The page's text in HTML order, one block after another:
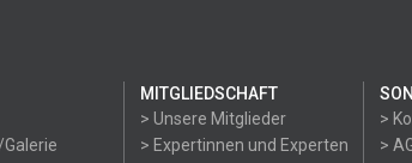
MITGLIEDSCHAFT
> Unsere Mitglieder
> Expertinnen und Experten
>
>